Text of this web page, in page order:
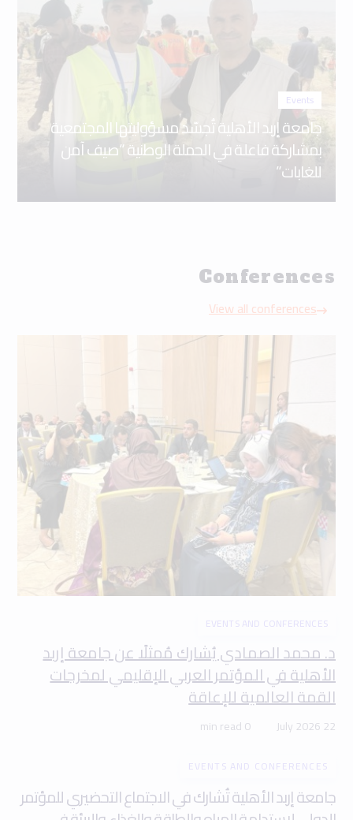
Events
جامعة إربد الأهلية تُجسّد مسؤوليتها المجتمعية
بمشاركة فاعلة في الحملة الوطنية “صيف آمن
للغابات”
Conferences
View all conferences
EVENTS AND CONFERENCES
د. محمد الصمادي يُشارك مُمثلًا عن جامعة إربد
الأهلية في المؤتمر العربي الإقليمي لمخرجات
القمة العالمية للإعاقة
22 July 2026
0 min read
EVENTS AND CONFERENCES
جامعة إربد الأهلية تُشارك في الاجتماع التحضيري للمؤتمر